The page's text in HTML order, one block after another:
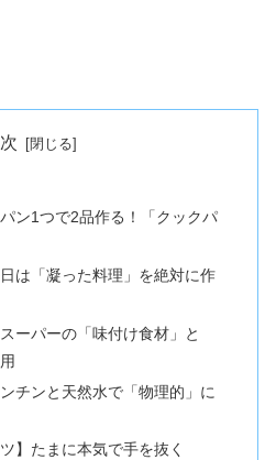
ン1つで2品作る！「クックパ
は「凝った料理」を絶対に作
ーパーの「味付け食材」と
チンと天然水で「物理的」に
】たまに本気で手を抜く